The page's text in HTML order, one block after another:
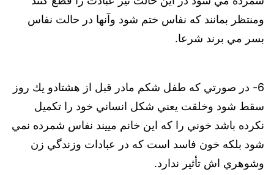
ومنتظر بمانند كه نفاس ختم شود وآنها در حالت نفاس
بسر مي برند شرعا.
6- در صورتي كه طفل شكم مادر قبل از هشتادو يك روز
سقط شود وخلقت يعني شكل انساني خود را تكميل
نكرده باشد خوني را كه اين خانم مييند نفاس شمرده نمي
شود بلكه خون فاسد است كه در عبادات وزندگي زن
وشوهري اش تأثير ندارد.